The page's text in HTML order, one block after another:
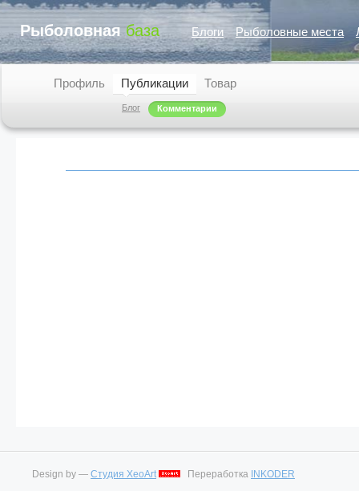
Рыболовная база Блоги Рыболовные места
Профиль Публикации
Блог Комментарии
Товар
Design by — Студия XeoArt Переработка INKODER